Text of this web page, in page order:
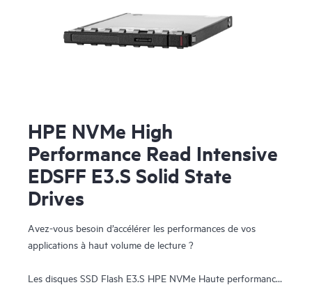
HPE NVMe High
Performance Read Intensive
EDSFF E3.S Solid State
Drives
Avez-vous besoin d’accélérer les performances de vos
applications à haut volume de lecture ?
Les disques SSD Flash E3.S HPE NVMe Haute performance